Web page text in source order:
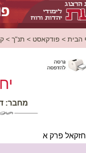
הבית > פודקאסט > תנ"ך >
מחבר:
פרק א